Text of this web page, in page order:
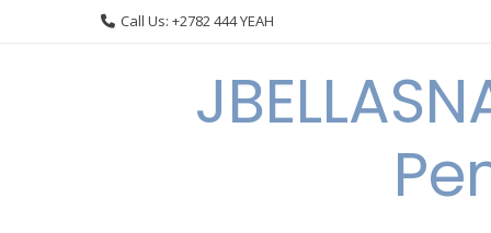
Call Us: +2782 444 YEAH